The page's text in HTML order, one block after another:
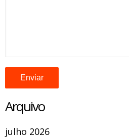
Arquivo
julho 2026